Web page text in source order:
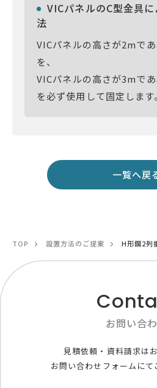
VICパネルのC型金具
法
VICパネルの高さが2mで
を、
VICパネルの高さが3mで
を必ず使用して固定します
一覧へ戻
TOP 設置方法のご提案 H形鋼2列
お問い合
見積依頼・資料請求は
お問い合わせフォームにて